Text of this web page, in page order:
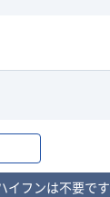
イフンは不要です